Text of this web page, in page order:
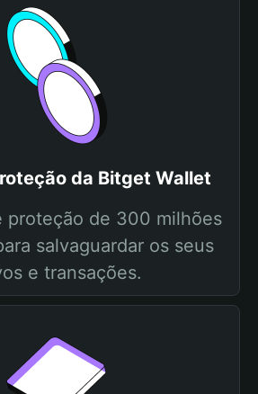
da Bitget Wallet
proteção de 300 milhões
salvaguardar os seus
e transações.